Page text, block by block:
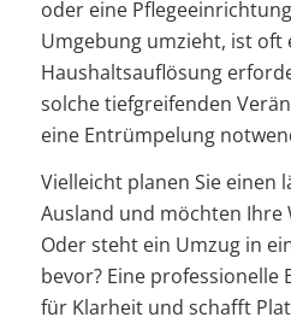
oder eine
Umgebung umzieht, ist oft
Haushaltsauflösung
solche tiefgreifenden
eine Entrümpelung
Vielleicht planen Sie einen
Ausland und möchten Ihre
Oder steht ein Umzug in
bevor? Eine
für Klarheit und schafft